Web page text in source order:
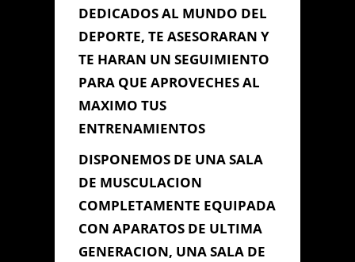
DEDICADOS AL MUNDO DEL
DEPORTE, TE ASESORARAN Y
TE HARAN UN SEGUIMIENTO
PARA QUE APROVECHES AL
MAXIMO TUS
ENTRENAMIENTOS
DISPONEMOS DE UNA SALA
DE MUSCULACION
COMPLETAMENTE EQUIPADA
CON APARATOS DE ULTIMA
GENERACION, UNA SALA DE
Contacta con Nosotros